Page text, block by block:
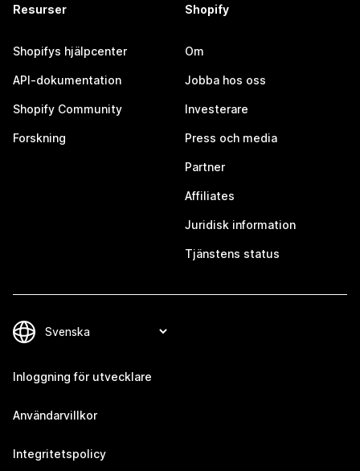
Resurser
Shopifys hjälpcenter
API-dokumentation
Shopify Community
Forskning
Shopify
Om
Jobba hos oss
Investerare
Press och media
Partner
Affiliates
Juridisk information
Tjänstens status
Inloggning för utvecklare
Användarvillkor
Integritetspolicy